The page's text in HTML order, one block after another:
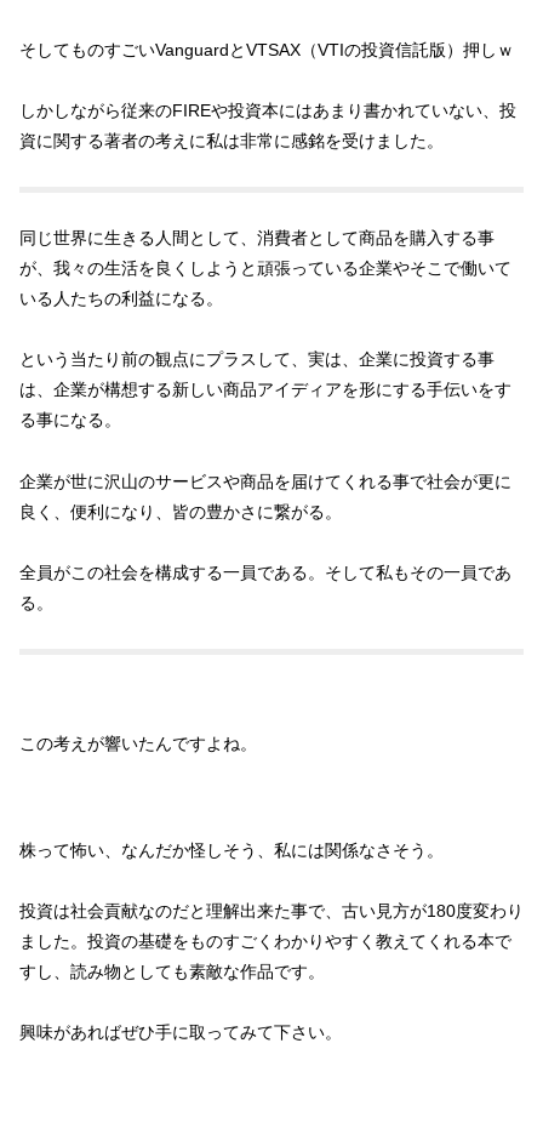
そしてものすごいVanguardとVTSAX（VTIの投資信託版）押しｗ
しかしながら従来のFIREや投資本にはあまり書かれていない、投
資に関する著者の考えに私は非常に感銘を受けました。
同じ世界に生きる人間として、消費者として商品を購入する事
が、我々の生活を良くしようと頑張っている企業やそこで働いて
いる人たちの利益になる。
という当たり前の観点にプラスして、実は、企業に投資する事
は、企業が構想する新しい商品アイディアを形にする手伝いをす
る事になる。
企業が世に沢山のサービスや商品を届けてくれる事で社会が更に
良く、便利になり、皆の豊かさに繋がる。
全員がこの社会を構成する一員である。そして私もその一員であ
る。
この考えが響いたんですよね。
株って怖い、なんだか怪しそう、私には関係なさそう。
投資は社会貢献なのだと理解出来た事で、古い見方が180度変わり
ました。投資の基礎をものすごくわかりやすく教えてくれる本で
すし、読み物としても素敵な作品です。
興味があればぜひ手に取ってみて下さい。